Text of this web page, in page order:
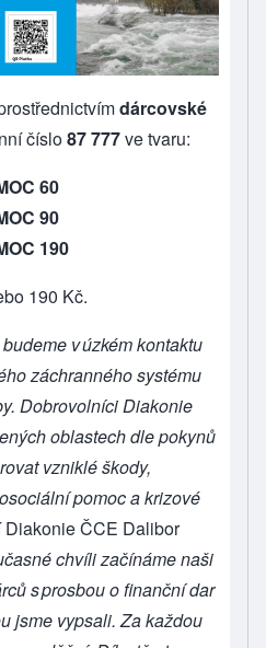
dárcovské
číslo87 777ve tvaru:
60
90
190
190 Kč.
v úzkém kontaktu
záchranného systému
Dobrovolníci Diakonie
oblastech dle pokynů
vzniklé škody,
pomoc a krizové
ČCE Dalibor
chvíli začínáme naši
s prosbou o finanční dar
jsme vypsali. Za každou